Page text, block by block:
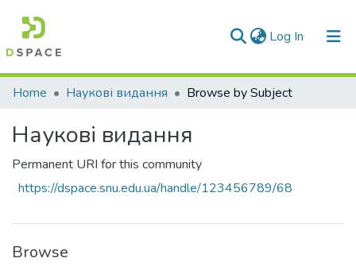
Log In (current)
Communities & Collections
Home Наукові видання Browse by Subject
Наукові видання
Permanent URI for this community
https://dspace.snu.edu.ua/handle/123456789/68
Browse